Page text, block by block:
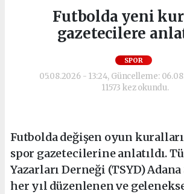
Futbolda yeni
gazetecilere
SPOR
05.08.2026 - 13:24, Güncelleme:
11573 kez okundu.
Futbolda değişen oyun kuralları
spor gazetecilerine anlatıldı.
Yazarları Derneği (TSYD) Adana
her yıl düzenlenen ve